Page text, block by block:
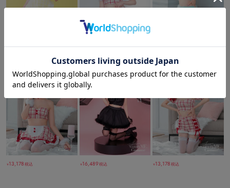
13,178 13,178 10,978
￥13,178税込 ￥16,489税込 ￥13,178 税込